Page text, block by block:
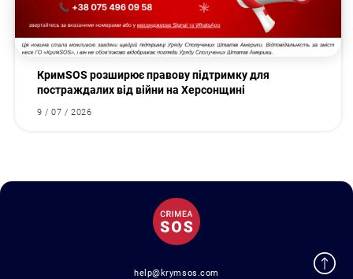
КримSOS розширює правову підтримку для
постраждалих від війни на Херсонщині
9 / 07 / 2026
help@krymsos.com